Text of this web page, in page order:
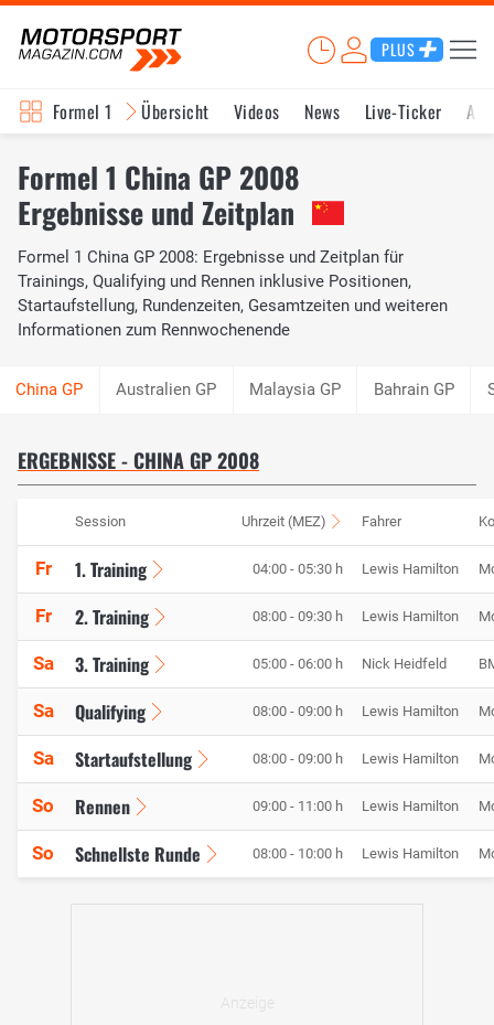
PLUS
Formel 1 Übersicht Videos News Live-Ticker
Formel 1 China GP 2008
Ergebnisse und Zeitplan
Formel 1 China GP 2008: Ergebnisse und Zeitplan für
Trainings, Qualifying und Rennen inklusive Positionen,
Startaufstellung, Rundenzeiten, Gesamtzeiten und weiteren
Informationen zum Rennwochenende
Australien GP Malaysia GP Bahrain GP
ERGEBNISSE - CHINA GP 2008
Session Uhrzeit (MEZ) Fahrer
Fr 1. Training 04:00 - 05:30 h Lewis Hamilton
Fr 2. Training 08:00 - 09:30 h Lewis Hamilton
Sa 3. Training 05:00 - 06:00 h Nick Heidfeld
Sa Qualifying 08:00 - 09:00 h Lewis Hamilton
Sa Startaufstellung 08:00 - 09:00 h Lewis Hamilton
So Rennen 09:00 - 11:00 h Lewis Hamilton
So Schnellste Runde 08:00 - 10:00 h Lewis Hamilton